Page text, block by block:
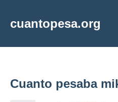
cuantopesa.org
Cuanto
Cuanto pesaba